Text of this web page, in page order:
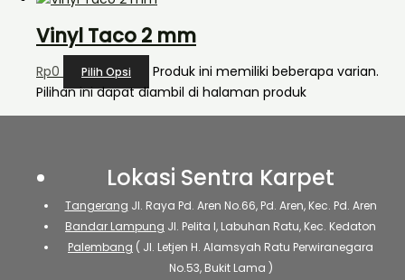
Vinyl Taco 2 mm
Rp0 Pilih Opsi
Produk ini memiliki beberapa varian.
Pilihan ini dapat diambil di halaman produk
Lokasi Sentra Karpet
Tangerang Jl. Raya Pd. Aren No.66, Pd. Aren, Kec. Pd. Aren
Bandar Lampung Jl. Pelita I, Labuhan Ratu, Kec. Kedaton
Palembang ( Jl. Letjen H. Alamsyah Ratu Perwiranegara
No.53, Bukit Lama )